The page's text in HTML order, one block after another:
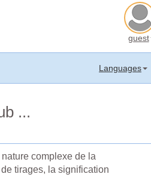
guest
Languages
...
complexe de la
tirages, la signification